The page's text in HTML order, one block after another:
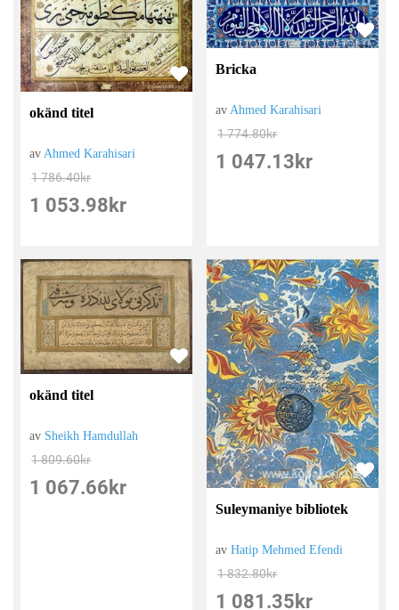
okänd titel
avAhmed Karahisari
1 786.40kr
1 053.98 kr
Bricka
avAhmed Karahisari
1 774.80kr
1 047.13 kr
okänd titel
av Sheikh Hamdullah
1 809.60kr
1 067.66 kr
Suleymaniye bibliotek
avHatip Mehmed Efendi
1 832.80kr
1 081.35 kr